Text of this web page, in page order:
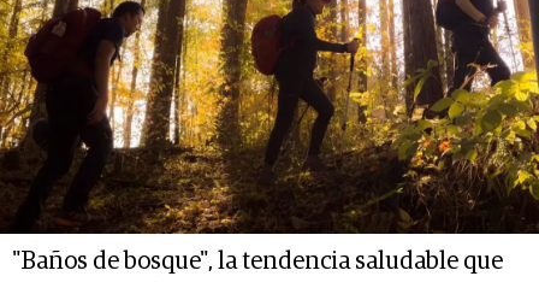
"Baños de bosque", la tendencia saludable que